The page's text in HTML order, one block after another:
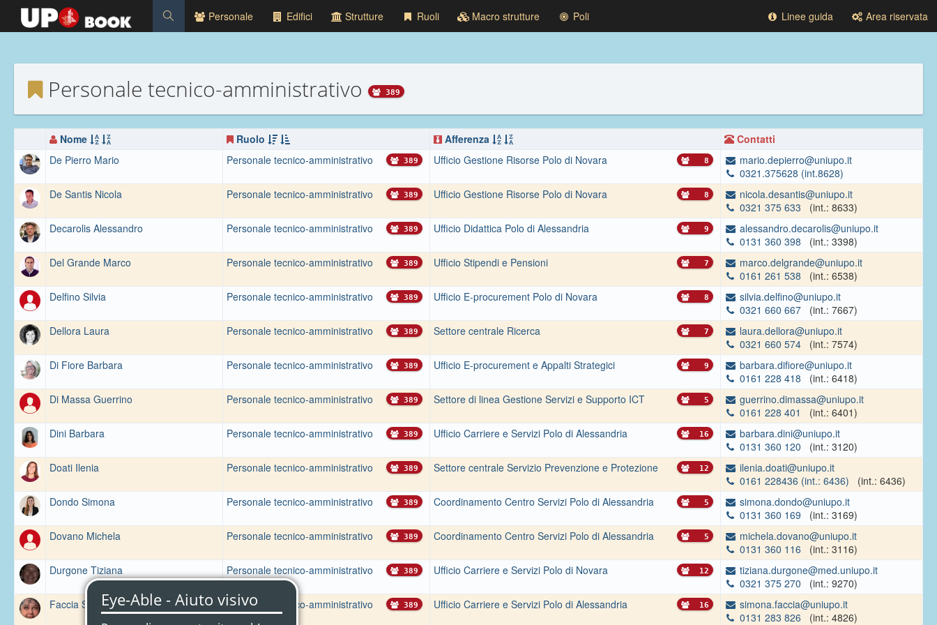
Personale Edifici Strutture Ruoli Macro strutture Poli Linee guida Area riservata
Personale tecnico-amministrativo 389
Nome Ruolo Afferenza
Contatti
De Pierro Mario
Personale tecnico-amministrativo 389 Ufficio Gestione Risorse Polo di Novara 8
mario.depierro@uniupo.it
0321.375628 (int.8628)
De Santis Nicola
Personale tecnico-amministrativo 389 Ufficio Gestione Risorse Polo di Novara 8
nicola.desantis@uniupo.it
0321 375 633
(int.: 8633)
Decarolis Alessandro
Personale tecnico-amministrativo 389 Ufficio Didattica Polo di Alessandria 9
alessandro.decarolis@uniupo.it
0131 360 398
(int.: 3398)
Del Grande Marco
Personale tecnico-amministrativo 389 Ufficio Stipendi e Pensioni 7
marco.delgrande@uniupo.it
0161 261 538
(int.: 6538)
Delfino Silvia
Personale tecnico-amministrativo 389 Ufficio E-procurement Polo di Novara 8
silvia.delfino@uniupo.it
0321 660 667
(int.: 7667)
Dellora Laura
Personale tecnico-amministrativo 389 Settore centrale Ricerca 7
laura.dellora@uniupo.it
0321 660 574
(int.: 7574)
Di Fiore Barbara
Personale tecnico-amministrativo 389 Ufficio E-procurement e Appalti Strategici 9
barbara.difiore@uniupo.it
0161 228 418
(int.: 6418)
Di Massa Guerrino
Personale tecnico-amministrativo 389 Settore di linea Gestione Servizi e Supporto ICT 5
guerrino.dimassa@uniupo.it
0161 228 401
(int.: 6401)
Dini Barbara
Personale tecnico-amministrativo 389 Ufficio Carriere e Servizi Polo di Alessandria 16
barbara.dini@uniupo.it
0131 360 120
(int.: 3120)
Doati Ilenia
Personale tecnico-amministrativo 389 Settore centrale Servizio Prevenzione e Protezione 12
ilenia.doati@uniupo.it
0161 228436 (int.: 6436)
(int.: 6436)
Dondo Simona
Personale tecnico-amministrativo 389 Coordinamento Centro Servizi Polo di Alessandria 5
simona.dondo@uniupo.it
0131 360 169
(int.: 3169)
Dovano Michela
Personale tecnico-amministrativo 389 Coordinamento Centro Servizi Polo di Alessandria 5
michela.dovano@uniupo.it
0131 360 116
(int.: 3116)
Durgone Tiziana
Personale tecnico-amministrativo 389 Ufficio Carriere e Servizi Polo di Novara 12
tiziana.durgone@med.uniupo.it
0321 375 270
(int.: 9270)
Faccia Simona Annalisa Alessandra
Personale tecnico-amministrativo 389 Ufficio Carriere e Servizi Polo di Alessandria 16
simona.faccia@uniupo.it
0131 283 826
(int.: 4826)